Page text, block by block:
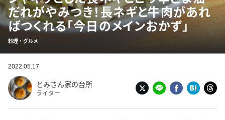
だれがやみつき！長ネギと牛肉があれ
ばつくれる「今日のメインおかず」
料理・グルメ
2022.05.17
とみさん家の台所
ライター